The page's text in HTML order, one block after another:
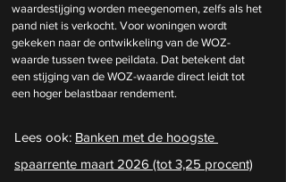
waardestijging worden meegenomen, zelfs als het
pand niet is verkocht. Voor woningen wordt
gekeken naar de ontwikkeling van de WOZ-
waarde tussen twee peildata. Dat betekent dat
een stijging van de WOZ-waarde direct leidt tot
een hoger belastbaar rendement.
Lees ook: Banken met de hoogste
spaarrente maart 2026 (tot 3,25 procent)